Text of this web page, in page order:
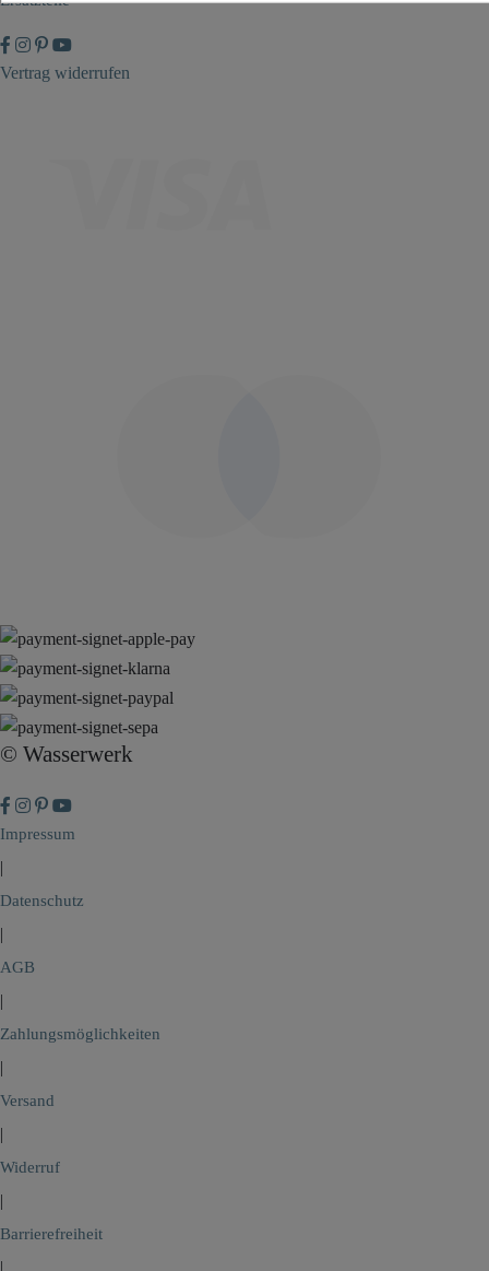
Vertrag widerrufen
© Wasserwerk
Impressum
|
Datenschutz
|
AGB
|
Zahlungsmöglichkeiten
|
Versand
|
Widerruf
|
Barrierefreiheit
|